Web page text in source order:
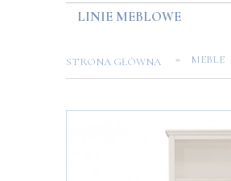
LINIE MEBLOWE
STRONA GŁÓWNA » MEBLE